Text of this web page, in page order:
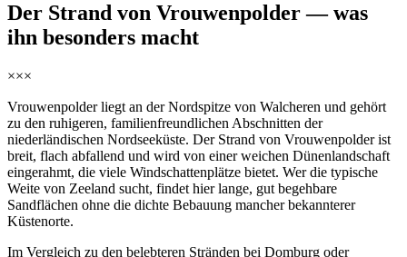
Der Strand von Vrouwenpolder — was
ihn besonders macht
×××
Vrouwenpolder liegt an der Nordspitze von Walcheren und gehört
zu den ruhigeren, familienfreundlichen Abschnitten der
niederländischen Nordseeküste. Der Strand von Vrouwenpolder ist
breit, flach abfallend und wird von einer weichen Dünenlandschaft
eingerahmt, die viele Windschattenplätze bietet. Wer die typische
Weite von Zeeland sucht, findet hier lange, gut begehbare
Sandflächen ohne die dichte Bebauung mancher bekannterer
Küstenorte.
Im Vergleich zu den belebteren Stränden bei Domburg oder